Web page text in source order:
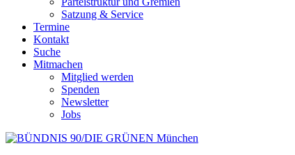
Satzung & Service
Termine
Kontakt
Suche
Mitmachen
Mitglied werden
Spenden
Newsletter
Jobs